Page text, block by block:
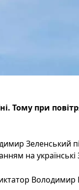
Тому при
Зеленський
на українські
Володимир